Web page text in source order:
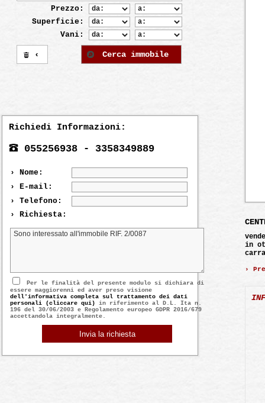
Prezzo:
Superficie:
Vani:
‹ Cerca immobile
Richiedi Informazioni:
055256938 - 3358349889
› Nome:
› E-mail:
› Telefono:
› Richiesta:
Per le finalità del presente modulo si dichiara di
essere maggiorenni ed aver preso visione
dell'informativa completa sul trattamento dei dati
personali (cliccare qui) in riferimento al D.L. Ita n.
196 del 30/06/2003 e Regolamento europeo GDPR 2016/679
accettandola integralmente.
in
›